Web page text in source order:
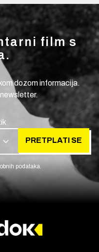
film s
dozom informacija.
HR PRETPLATI SE
podataka.